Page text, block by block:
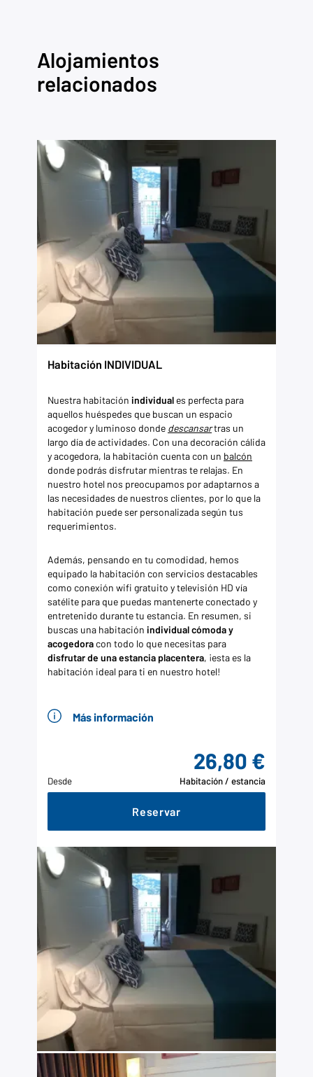
Alojamientos
relacionados
Habitación INDIVIDUAL
Nuestra habitación individual es perfecta para
aquellos huéspedes que buscan un espacio
acogedor y luminoso donde descansartras un
largo día de actividades. Con una decoración cálida
y acogedora, la habitación cuenta con un balcón
donde podrás disfrutar mientras te relajas. En
nuestro hotel nos preocupamos por adaptarnos a
las necesidades de nuestros clientes, por lo que la
habitación puede ser personalizada según tus
requerimientos.
Además, pensando en tu comodidad, hemos
equipado la habitación con servicios destacables
como conexión wifi gratuito y televisión HD vía
satélite para que puedas mantenerte conectado y
entretenido durante tu estancia. En resumen, si
buscas una habitación individual cómoda y
acogedoracon todo lo que necesitas para
disfrutar de una estancia placentera, ¡esta es la
habitación ideal para ti en nuestro hotel!
Más información
Desde
26,80 €
Habitación / estancia
Reservar